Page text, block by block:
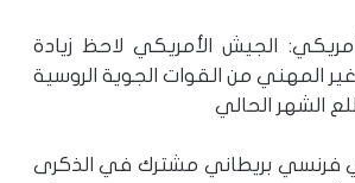
الجيش الأمريكي لاحظ زيادة
المهني من القوات الجوية الروسية
الشهر الحالي
فرنسي بريطاني مشترك في الذكرى